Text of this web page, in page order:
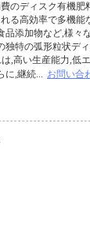
のディスク有機肥
る高効率で多機能
品添加物など,様々
独特の弧形粒状デ
,高い生産能力,低
に,継続... お問い合